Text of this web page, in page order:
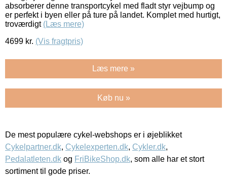
absorberer denne transportcykel med fladt styr vejbump og
er perfekt i byen eller på ture på landet. Komplet med hurtigt,
troværdigt (Læs mere)
4699 kr. (Vis fragtpris)
Læs mere »
Køb nu »
De mest populære cykel-webshops er i øjeblikket
Cykelpartner.dk, Cykelexperten.dk, Cykler.dk,
Pedalatleten.dk og FriBikeShop.dk, som alle har et stort
sortiment til gode priser.